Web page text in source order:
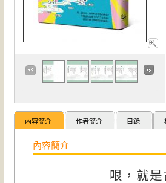
內容簡介 作者簡介 目錄
內容簡介
哏，就